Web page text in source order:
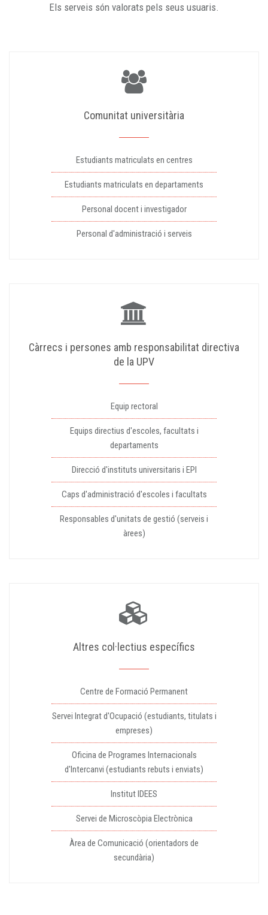
Els serveis són valorats pels seus usuaris.
Comunitat universitària
Estudiants matriculats en centres
Estudiants matriculats en departaments
Personal docent i investigador
Personal d'administració i serveis
Càrrecs i persones amb responsabilitat directiva
de la UPV
Equip rectoral
Equips directius d'escoles, facultats i
departaments
Direcció d'instituts universitaris i EPI
Caps d'administració d'escoles i facultats
Responsables d'unitats de gestió (serveis i
àrees)
Altres col·lectius específics
Centre de Formació Permanent
Servei Integrat d'Ocupació (estudiants, titulats i
empreses)
Oficina de Programes Internacionals
d'Intercanvi (estudiants rebuts i enviats)
Institut IDEES
Servei de Microscòpia Electrònica
Àrea de Comunicació (orientadors de
secundària)